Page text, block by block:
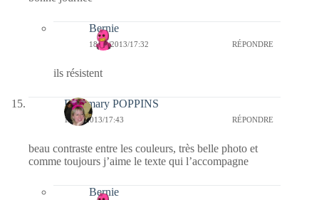
Bernie
18/06/2013/17:32 RÉPONDRE
ils résistent
Fabymary POPPINS
16/06/2013/17:43 RÉPONDRE
beau contraste entre les couleurs, très belle photo et
comme toujours j’aime le texte qui l’accompagne
Bernie